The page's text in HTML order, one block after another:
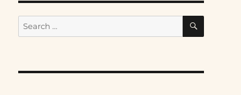
Search
for:
SEARCH